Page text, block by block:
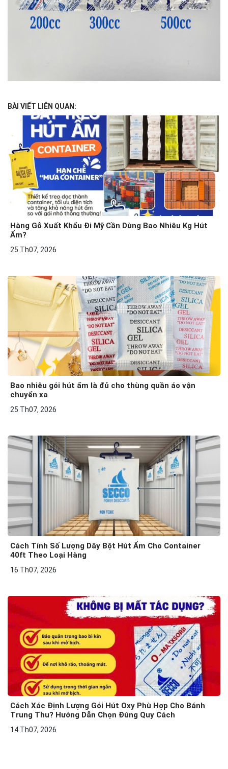
BÀI VIẾT LIÊN QUAN:
Hàng Gỗ Xuất Khẩu Đi Mỹ Cần Dùng Bao Nhiêu Kg Hút
Ẩm?
25 Th07, 2026
Bao nhiêu gói hút ẩm là đủ cho thùng quần áo vận
chuyển xa
25 Th07, 2026
Cách Tính Số Lượng Dây Bột Hút Ẩm Cho Container
40ft Theo Loại Hàng
16 Th07, 2026
Cách Xác Định Lượng Gói Hút Oxy Phù Hợp Cho Bánh
Trung Thu? Hướng Dẫn Chọn Đúng Quy Cách
14 Th07, 2026